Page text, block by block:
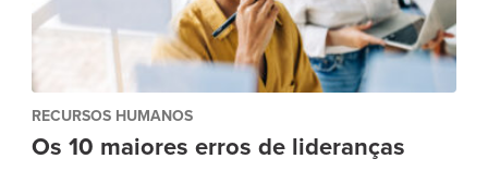
RECURSOS HUMANOS
Os 10 maiores erros de lideranças